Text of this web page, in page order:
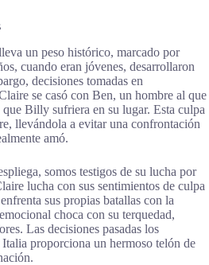
un peso histórico, marcado por
cuando eran jóvenes, desarrollaron
decisiones tomadas en
se casó con Ben, un hombre al que
que Billy sufriera en su lugar. Esta culpa
llevándola a evitar una confrontación
amó.
somos testigos de su lucha por
lucha con sus sentimientos de culpa
sus propias batallas con la
choca con su terquedad,
Las decisiones pasadas los
proporciona un hermoso telón de